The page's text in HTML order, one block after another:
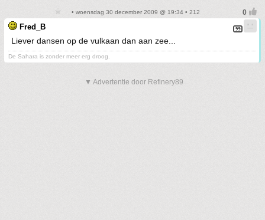
• woensdag 30 december 2009 @ 19:34 • 212
Fred_B
Liever dansen op de vulkaan dan aan zee...
De Sahara is zonder meer erg droog.
▼ Advertentie door Refinery89